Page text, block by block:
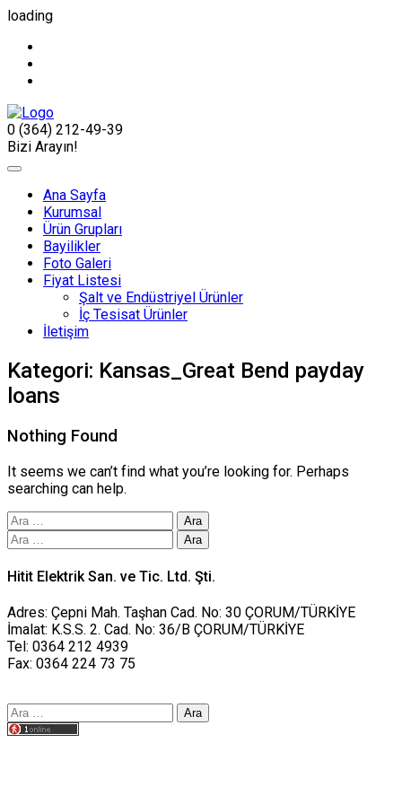
loading
0 (364) 212-49-39
Bizi Arayın!
Ana Sayfa
Kurumsal
Ürün Grupları
Bayilikler
Foto Galeri
Fiyat Listesi
Şalt ve Endüstriyel Ürünler
İç Tesisat Ürünler
İletişim
Kategori: Kansas_Great Bend payday
loans
Nothing Found
It seems we can’t find what you’re looking for. Perhaps
searching can help.
Arama:
Arama:
Hitit Elektrik San. ve Tic. Ltd. Şti.
Adres: Çepni Mah. Taşhan Cad. No: 30 ÇORUM/TÜRKİYE
İmalat: K.S.S. 2. Cad. No: 36/B ÇORUM/TÜRKİYE
Tel: 0364 212 4939
Fax: 0364 224 73 75
Arama: